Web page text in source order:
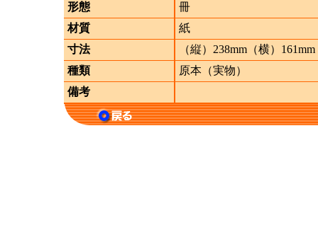
形態
冊
材質
紙
寸法
（縦）238mm（横）161mm
種類
原本（実物）
備考